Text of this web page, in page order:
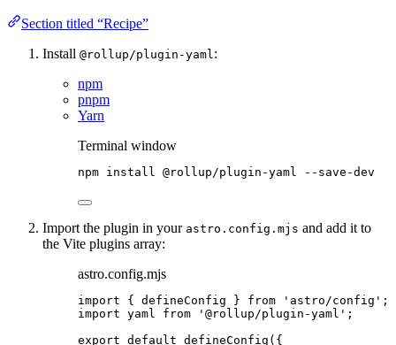
Section titled “Recipe”
Install @rollup/plugin-yaml:
npm
pnpm
Yarn
Terminal window
npm install @rollup/plugin-yaml --save-dev
Import the plugin in your astro.config.mjs and add it to
the Vite plugins array:
astro.config.mjs
import { defineConfig } from ' astro/config ' ;
import yaml from ' @rollup/plugin-yaml ' ;
export default defineConfig ({